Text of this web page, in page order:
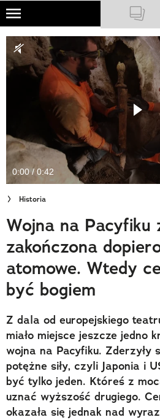
Skip
main
content
NATIONAL GEOGRAPHIC
TRAVELER
PODCASTY
Newsletter
Cuda Polski
Wielki Konkurs Fotograficzny
Trendbook Podróżniczy
Polecane
0:00 / 0:42
Historia
Wojna na Pacyfiku
zakończona
atomowe. Wtedy
być bogiem
Z dala od europejskiego
miało miejsce jeszcze jedno
wojna na Pacyfiku. Zderzyły
potężne siły, czyli Japonia i
być tylko jeden. Któreś z
uznać wyższość drugiego.
okazała się jednak nad